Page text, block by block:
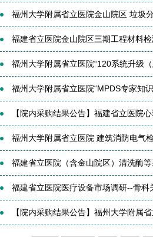
福州大学附属省立医院金山院区 垃圾
福建省立医院金山院区三期工程材料
福州大学附属省立医院“120系统升级
福州大学附属省立医院“MPDS专家知
【院内采购结果公告】福建省立医院
福州大学附属省立医院 建筑消防电气
福建省立医院（含金山院区）清洗酶
福建省立医院医疗设备市场调研--骨科
【院内采购结果公告】福州大学附属